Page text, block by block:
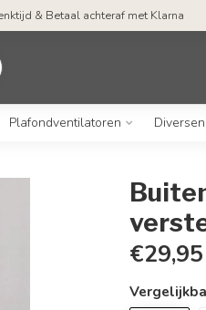
& Betaal achteraf met Klarna
Plafondventilatoren Diversen
€29,95